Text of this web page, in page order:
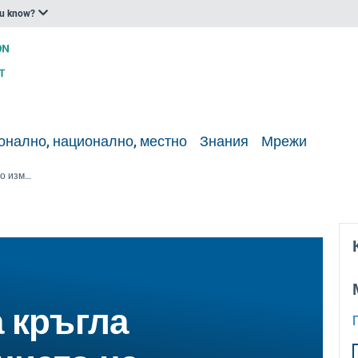
know?
национално, местно Знания Мрежи
Общобалтийска кръгла маса по изменението на климата, Стокхолм, Швеция